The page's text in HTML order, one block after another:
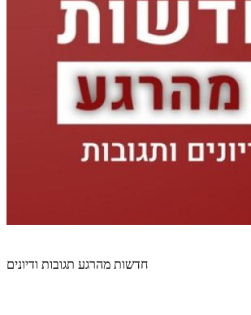
חדשות מהרגע תגובות ודיונים